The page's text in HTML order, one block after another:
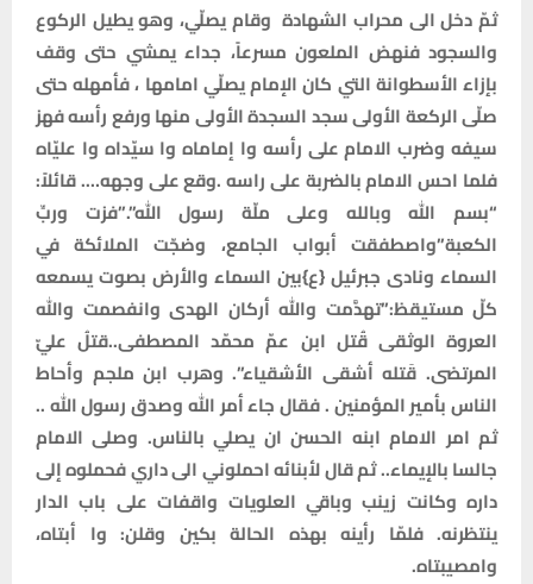
ثمّ دخل الى محراب الشهادة وقام يصلّي، وهو يطيل الركوع
والسجود فنهض الملعون مسرعاً، جداء يمشي حتى وقف
بإزاء الأسطوانة التي كان الإمام يصلّي امامها ، فأمهله حتى
صلّى الركعة الأولى سجد السجدة الأولى منها ورفع رأسه فهز
سيفه وضرب الامام على رأسه وا إماماه وا سيّداه وا عليّاه
فلما احس الامام بالضربة على راسه .وقع على وجهه…. قائلاً:
“بسم الله وبالله وعلى ملّة رسول الله”.”فزت وربِّ
الكعبة”واصطفقت أبواب الجامع، وضجّت الملائكة في
السماء ونادى جبرئيل {ع}بين السماء والأرض بصوت يسمعه
كلّ مستيقظ:”تهدَّمت والله أركان الهدى وانفصمت والله
العروة الوثقى قُتل ابن عمّ محمّد المصطفى..قتلُ عليّ
المرتضى. قَتله أشقى الأشقياء”. وهرب ابن ملجم وأحاط
الناس بأمير المؤمنين . فقال جاء أمر الله وصدق رسول الله ..
ثم امر الامام ابنه الحسن ان يصلي بالناس. وصلى الامام
جالسا بالإيماء.. ثم قال لأبنائه احملوني الى داري فحملوه إلى
داره وكانت زينب وباقي العلويات واقفات على باب الدار
ينتظرنه. فلمّا رأينه بهذه الحالة بكين وقلن: وا أبتاه،
وامصيبتاه.